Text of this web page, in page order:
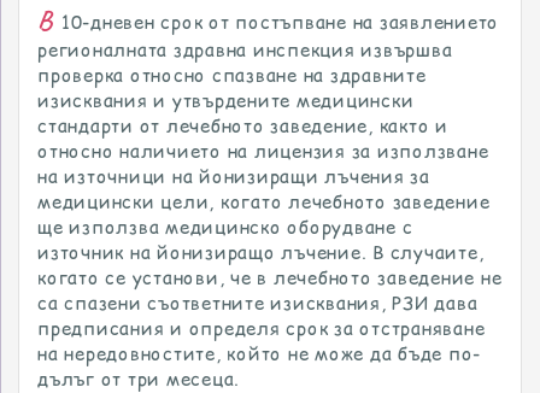
В 10-дневен срок от постъпване на заявлението
регионалната здравна инспекция извършва
проверка относно спазване на здравните
изисквания и утвърдените медицински
стандарти от лечебното заведение, както и
относно наличието на лицензия за използване
на източници на йонизиращи лъчения за
медицински цели, когато лечебното заведение
ще използва медицинско оборудване с
източник на йонизиращо лъчение. В случаите,
когато се установи, че в лечебното заведение не
са спазени съответните изисквания, РЗИ дава
предписания и определя срок за отстраняване
на нередовностите, който не може да бъде по-
дълъг от три месеца.